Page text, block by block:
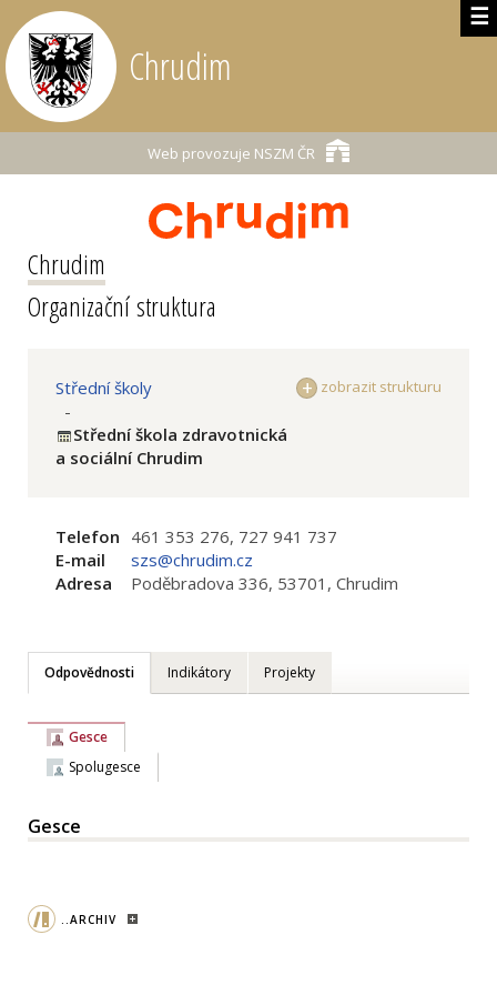
☰
Chrudim
Web provozuje NSZM ČR
Chrudim
Organizační struktura
zobrazit strukturu
Střední školy
-
Střední škola zdravotnická
a sociální Chrudim
Telefon 461 353 276, 727 941 737
E-mail
szs@chrudim.cz
Adresa
Poděbradova 336, 53701, Chrudim
Odpovědnosti Indikátory Projekty
Gesce
Spolugesce
Gesce
..ARCHIV